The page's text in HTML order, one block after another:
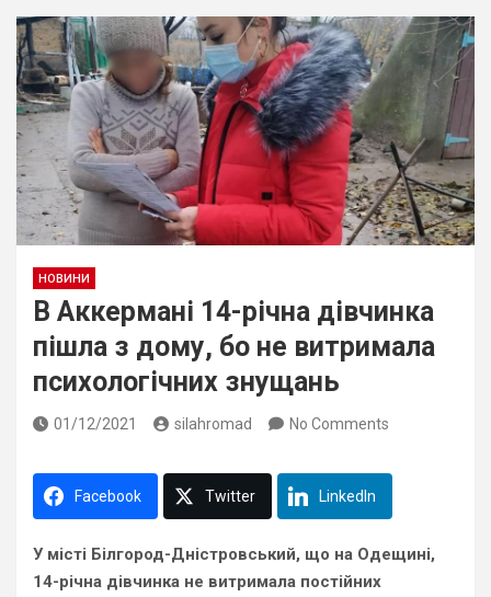
НОВИНИ
В Аккермані 14-річна дівчинка
пішла з дому, бо не витримала
психологічних знущань
01/12/2021 silahromad No Comments
Facebook Twitter LinkedIn
У місті Білгород-Дністровський, що на Одещині,
14-річна дівчинка не витримала постійних